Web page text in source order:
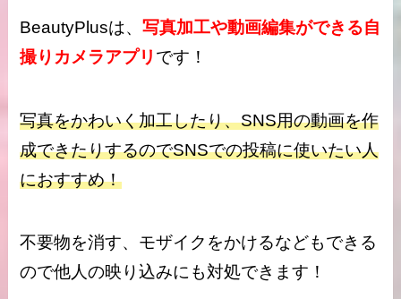
BeautyPlusは、写真加工や動画編集ができる自
撮りカメラアプリ です！
写真をかわいく加工したり、SNS用の動画を作
成できたりするのでSNSでの投稿に使いたい人
におすすめ！
不要物を消す、モザイクをかけるなどもできる
ので他人の映り込みにも対処できます！